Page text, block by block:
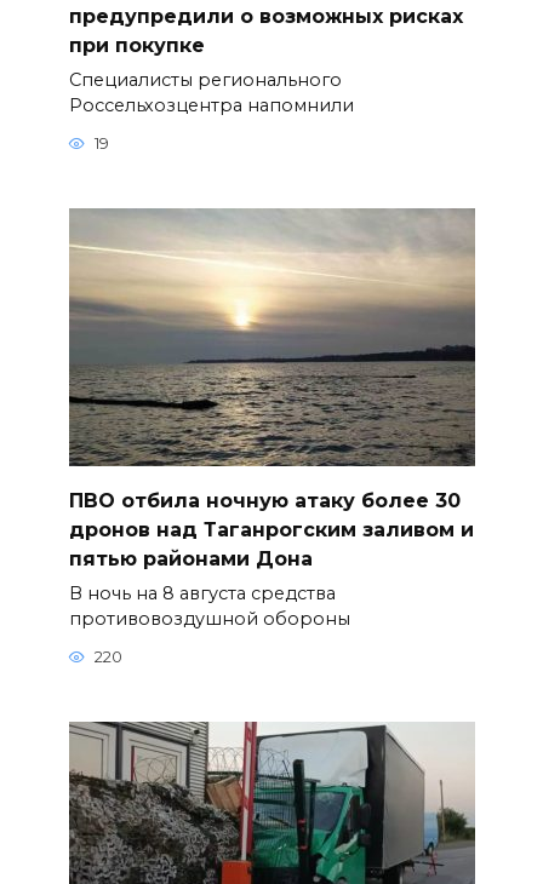
предупредили о возможных рисках
при покупке
Специалисты регионального
Россельхозцентра напомнили
19
ПВО отбила ночную атаку более 30
дронов над Таганрогским заливом и
пятью районами Дона
В ночь на 8 августа средства
противовоздушной обороны
220